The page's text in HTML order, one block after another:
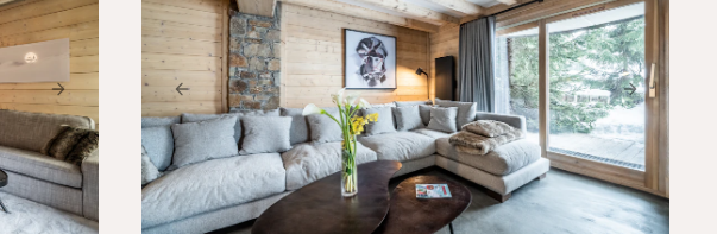
Previous Next
Next